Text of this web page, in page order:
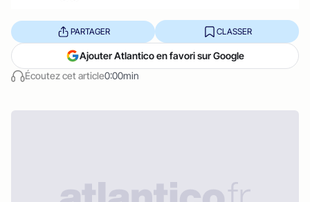
Écoutez cet article0:00min
PARTAGER CLASSER
Ajouter Atlantico en favori sur Google